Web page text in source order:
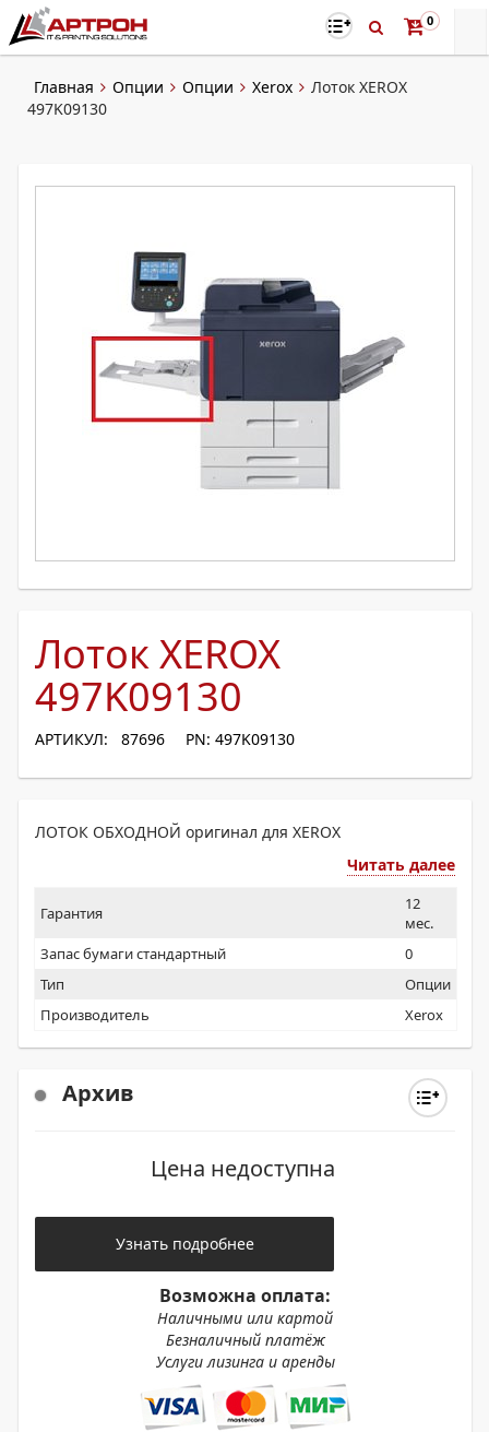
0
Главная Опции Опции Xerox
Лоток XEROX
497K09130
Лоток XEROX
497K09130
АРТИКУЛ: 87696 PN: 497K09130
ЛОТОК ОБХОДНОЙ оригинал для XEROX
Читать далее
Гарантия
12
мес.
Запас бумаги стандартный
0
Тип
Опции
Производитель
Xerox
Архив
Цена недоступна
Узнать подробнее
Возможна оплата:
Наличными или картой
Безналичный платёж
Услуги лизинга и аренды